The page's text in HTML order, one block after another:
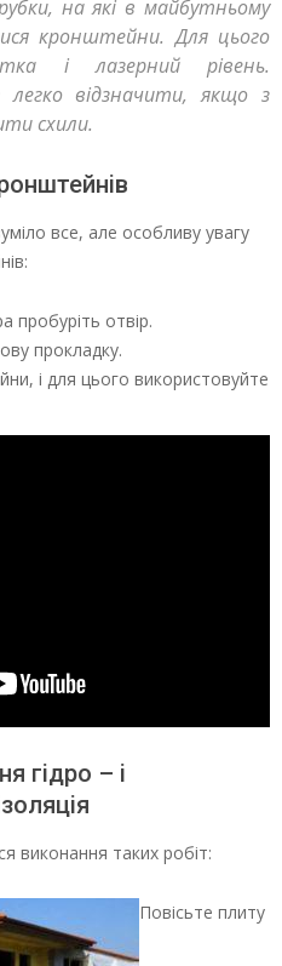
на які в майбутньому
кронштейни. Для цього
і лазерний рівень.
легко відзначити, якщо з
схили.
все, але особливу увагу
отвір.
прокладку.
і для цього використовуйте
гідро – і
виконання таких робіт:
Повісьте плиту